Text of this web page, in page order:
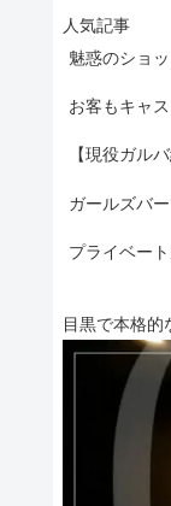
人気記事
魅惑のショ
お客もキャ
【現役ガル
ガールズバ
プライベー
目黒で本格的